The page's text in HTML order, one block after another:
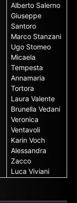
Alberto Salerno
Giuseppe
Santoro
Marco Stanzani
Ugo Stomeo
Micaela
Tempesta
Annamaria
Tortora
Laura Valente
Brunella Vedani
Veronica
Ventavoli
Karin Voch
Alessandra
Zacco
Luca Viviani